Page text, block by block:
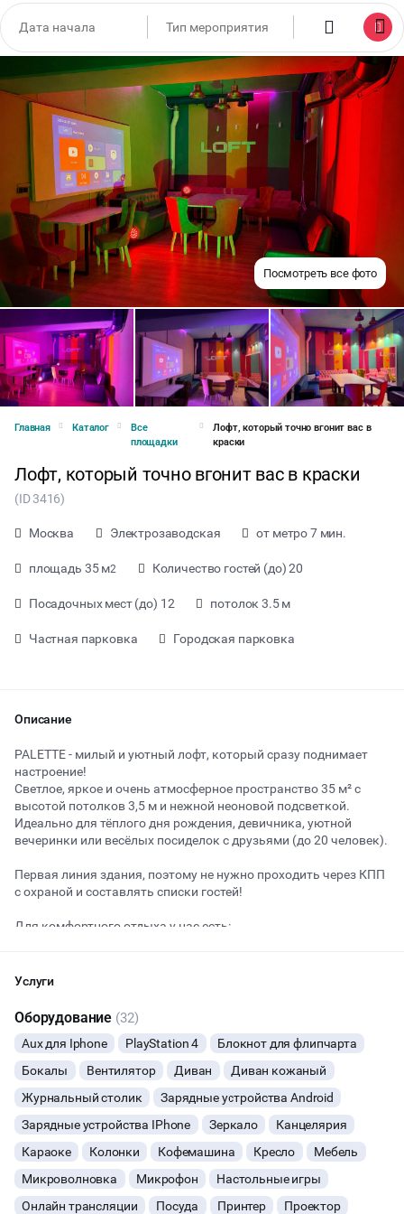
Посмотреть все фото
Главная Каталог
Все
площадки
Лофт, который точно вгонит вас в
краски
Лофт, который точно вгонит вас в краски
(ID 3416)
Москва Электрозаводская от метро 7 мин.
площадь 35 м2 Количество гостей (до) 20
Посадочных мест (до) 12 потолок 3.5 м
Частная парковка Городская парковка
Описание
PALETTE - милый и уютный лофт, который сразу поднимает
настроение!
Светлое, яркое и очень атмосферное пространство 35 м² с
высотой потолков 3,5 м и нежной неоновой подсветкой.
Идеально для тёплого дня рождения, девичника, уютной
вечеринки или весёлых посиделок с друзьями (до 20 человек).
Первая линия здания, поэтому не нужно проходить через КПП
с охраной и составлять списки гостей!
Для комфортного отдыха у нас есть:
возможность шуметь после 23:00
вся необходимая мебель, столы, стулья
туалеты и раковины с зеркалами
атмосферная регулируемая неоновая подсветка
возможность двигать мебель специально под ваше
мероприятие
настольные игры
wi-fi
проектор
караоке с двумя беспроводными микрофонами
кальяны
====
Услуги
Оборудование (32)
Aux для Iphone PlayStation 4
Блокнот для флипчарта
Бокалы
Вентилятор Диван
Диван кожаный
Журнальный столик
Зарядные устройства Android
Зарядные устройства IPhone
Зеркало
Канцелярия
Караоке
Колонки Кофемашина Кресло
Мебель
Микроволновка
Микрофон
Настольные игры
Онлайн трансляции
Посуда Принтер
Проектор
от 500 ₽ за час
Тип мероприятия
ВЕЧЕРИНКИ
ДЕНЬ РОЖДЕНИЯ
ДЕТСКИЕ ПРАЗДНИКИ
СВАДЬБЫ
КОРПОРАТИВЫ
ДЕЛОВЫЕ МЕРОПРИЯТИЯ
КВАРТИРНИКИ
Начало Окончание
ОСТАВИТЬ ЗАЯВКУ
Вы можете отменить заявку в любой момент, это бесплатно
или поменять параметры с нашим менеджером после того, как
оставите заявку
🔥 8 человек интересовались этой площадкой сегодня